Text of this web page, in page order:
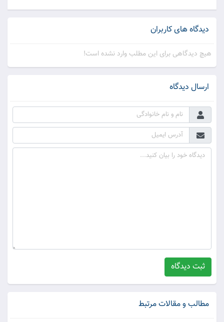
دیدگاه های کاربران
هیچ دیدگاهی برای این مطلب وارد نشده است!
ارسال دیدگاه
ثبت دیدگاه
مطالب و مقالات مرتبط